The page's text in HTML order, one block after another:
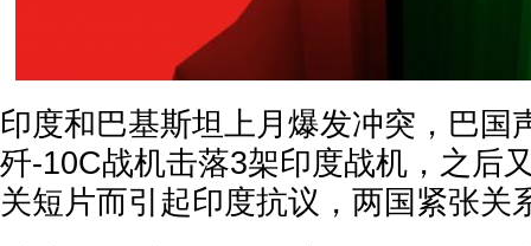
印度和巴基斯坦上月爆发冲突，巴国
歼-10C战机击落3架印度战机，之后
关短片而引起印度抗议，两国紧张关